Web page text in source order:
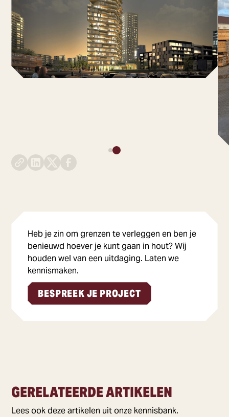
Heb je zin om grenzen te verleggen en ben je
benieuwd hoever je kunt gaan in hout? Wij
houden wel van een uitdaging. Laten we
kennismaken.
BESPREEK JE PROJECT
GERELATEERDE ARTIKELEN
Lees ook deze artikelen uit onze kennisbank.